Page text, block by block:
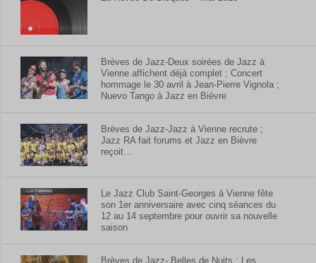
Brèves de Jazz-Deux soirées de Jazz à
Vienne affichent déjà complet ; Concert
hommage le 30 avril à Jean-Pierre Vignola ;
Nuevo Tango à Jazz en Bièvre
Brèves de Jazz-Jazz à Vienne recrute ;
Jazz RA fait forums et Jazz en Bièvre
reçoit…
Le Jazz Club Saint-Georges à Vienne fête
son 1er anniversaire avec cinq séances du
12 au 14 septembre pour ouvrir sa nouvelle
saison
Brèves de Jazz- Belles de Nuits ; Les